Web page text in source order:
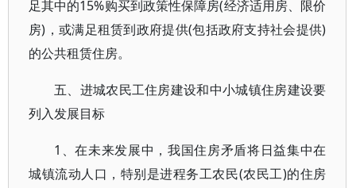
足其中的15%购买到政策性保障房(经济适用房、限价
房)，或满足租赁到政府提供(包括政府支持社会提供)
的公共租赁住房。
五、进城农民工住房建设和中小城镇住房建设要
列入发展目标
1、在未来发展中，我国住房矛盾将日益集中在
城镇流动人口，特别是进程务工农民(农民工)的住房